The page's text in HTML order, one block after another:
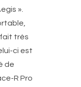
».
fait très
ci est
de
R Pro